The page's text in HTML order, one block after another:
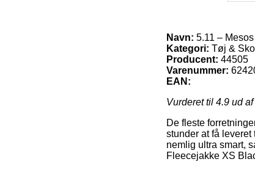
Navn: 5.11 –
Kategori: Tøj &
Producent: 44505
Varenummer:
EAN:
Vurderet til 4.9 ud
De fleste
stunder at få
nemlig ultra smart,
Fleecejakke XS